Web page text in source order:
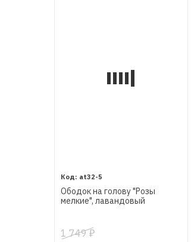
at32-5
Ободок на голову "Розы
мелкие", лавандовый
1 749₽